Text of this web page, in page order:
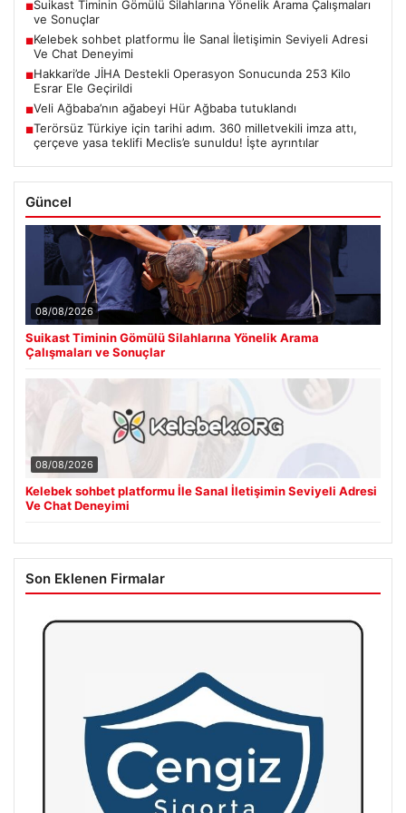
■Suikast Timinin Gömülü Silahlarına Yönelik Arama Çalışmaları
ve Sonuçlar
■Kelebek sohbet platformu İle Sanal İletişimin Seviyeli Adresi
Ve Chat Deneyimi
■Hakkari’de JİHA Destekli Operasyon Sonucunda 253 Kilo
Esrar Ele Geçirildi
■Veli Ağbaba’nın ağabeyi Hür Ağbaba tutuklandı
■Terörsüz Türkiye için tarihi adım. 360 milletvekili imza attı,
çerçeve yasa teklifi Meclis’e sunuldu! İşte ayrıntılar
Güncel
08/08/2026
Suikast Timinin Gömülü Silahlarına Yönelik Arama
Çalışmaları ve Sonuçlar
08/08/2026
Kelebek sohbet platformu İle Sanal İletişimin Seviyeli Adresi
Ve Chat Deneyimi
Son Eklenen Firmalar